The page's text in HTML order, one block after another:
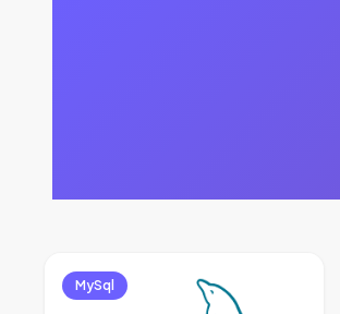
MySql